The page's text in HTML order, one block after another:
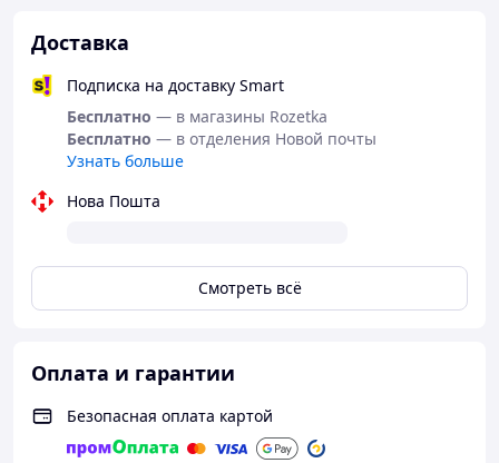
Комплектация:
Доставка
Подписка на доставку Smart
Бесплатно — в магазины Rozetka
Бесплатно — в отделения Новой почты
Узнать больше
Нова Пошта
Смотреть всё
Оплата и гарантии
Безопасная оплата картой